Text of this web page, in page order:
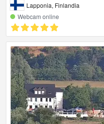
Lapponia, Finlandia
Webcam online